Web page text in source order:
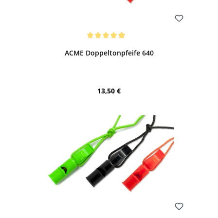
ACME Doppeltonpfeife 640
Regulärer Preis:
13,50 €